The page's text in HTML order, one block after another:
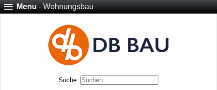
Menu- Wohnungsbau
Suche: